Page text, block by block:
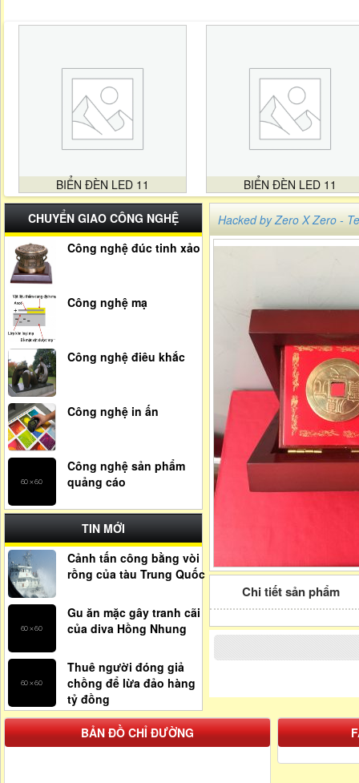
BIỂN ĐÈN LED 11 BIỂN ĐÈN LED 11
CHUYỂN GIAO CÔNG NGHỆ
Công nghệ đúc tinh xảo
Công nghệ mạ
Công nghệ điêu khắc
Công nghệ in ấn
Công nghệ sản phẩm
quảng cáo
TIN MỚI
Cảnh tấn công bằng vòi
rồng của tàu Trung Quốc
Gu ăn mặc gây tranh cãi
của diva Hồng Nhung
Thuê người đóng giả
chồng để lừa đảo hàng
tỷ đồng
Hacked by Zero X Zero -
Chi tiết sản phẩm
BẢN ĐỒ CHỈ ĐƯỜNG